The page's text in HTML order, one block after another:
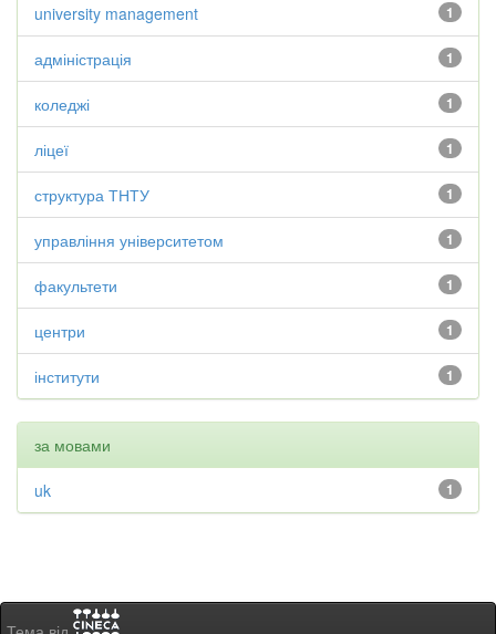
1
university management
1
адміністрація
1
коледжі
1
ліцеї
1
структура ТНТУ
1
управління університетом
1
факультети
1
центри
1
інститути
за мовами
1
uk